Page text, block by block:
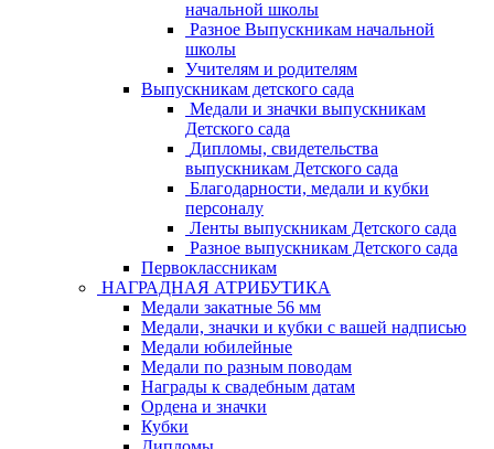
начальной школы
Разное Выпускникам начальной
школы
Учителям и родителям
Выпускникам детского сада
Медали и значки выпускникам
Детского сада
Дипломы, свидетельства
выпускникам Детского сада
Благодарности, медали и кубки
персоналу
Ленты выпускникам Детского сада
Разное выпускникам Детского сада
Первоклассникам
НАГРАДНАЯ АТРИБУТИКА
Медали закатные 56 мм
Медали, значки и кубки с вашей надписью
Медали юбилейные
Медали по разным поводам
Награды к свадебным датам
Ордена и значки
Кубки